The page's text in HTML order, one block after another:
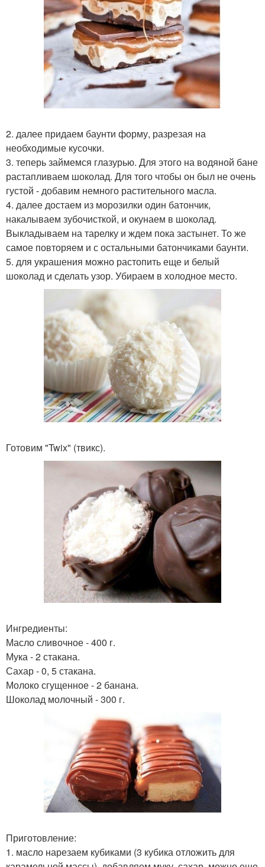
2. далее придаем баунти форму, разрезая на
необходимые кусочки.
3. теперь займемся глазурью. Для этого на водяной бане
растапливаем шоколад. Для того чтобы он был не очень
густой - добавим немного растительного масла.
4. далее достаем из морозилки один батончик,
накалываем зубочисткой, и окунаем в шоколад.
Выкладываем на тарелку и ждем пока застынет. То же
самое повторяем и с остальными батончиками баунти.
5. для украшения можно растопить еще и белый
шоколад и сделать узор. Убираем в холодное место.
Готовим "Twix" (твикс).
Ингредиенты:
Масло сливочное - 400 г.
Мука - 2 стакана.
Сахар - 0, 5 стакана.
Молоко сгущенное - 2 банана.
Шоколад молочный - 300 г.
Приготовление:
1. масло нарезаем кубиками (3 кубика отложить для